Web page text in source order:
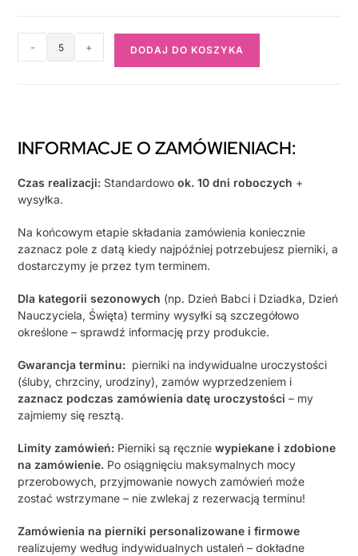
- + DODAJ DO KOSZYKA
INFORMACJE O ZAMÓWIENIACH:
Czas realizacji: Standardowook. 10 dni roboczych +
wysyłka.
Na końcowym etapie składania zamówienia koniecznie
zaznacz pole z datą kiedy najpóźniej potrzebujesz pierniki, a
dostarczymy je przez tym terminem.
Dla kategorii sezonowych (np. Dzień Babci i Dziadka, Dzień
Nauczyciela, Święta) terminy wysyłki są szczegółowo
określone – sprawdź informację przy produkcie.
Gwarancja terminu: pierniki na indywidualne uroczystości
(śluby, chrzciny, urodziny), zamów wyprzedzeniem i
zaznacz podczas zamówienia datę uroczystości – my
zajmiemy się resztą.
Limity zamówień: Pierniki są ręczniewypiekane i zdobione
na zamówienie. Po osiągnięciu maksymalnych mocy
przerobowych, przyjmowanie nowych zamówień może
zostać wstrzymane – nie zwlekaj z rezerwacją terminu!
Zamówienia na pierniki personalizowane i firmowe
realizujemy według indywidualnych ustaleń – dokładne